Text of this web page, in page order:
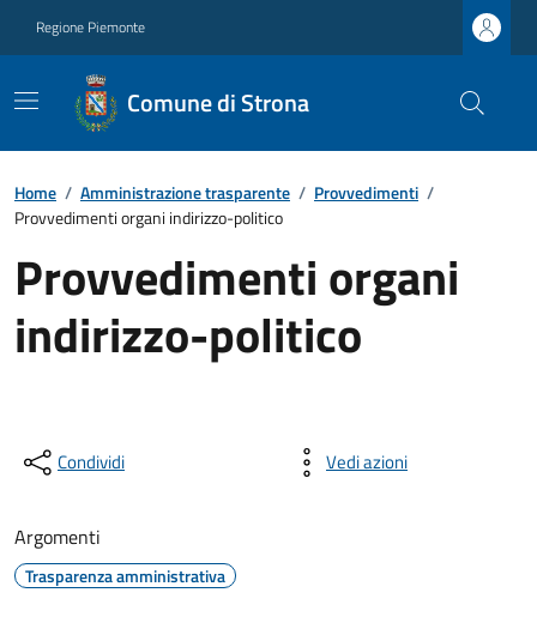
Regione Piemonte
Comune di Strona
Home / Amministrazione trasparente / Provvedimenti /
Provvedimenti organi indirizzo-politico
Provvedimenti organi
indirizzo-politico
Condividi Vedi azioni
Argomenti
Trasparenza amministrativa